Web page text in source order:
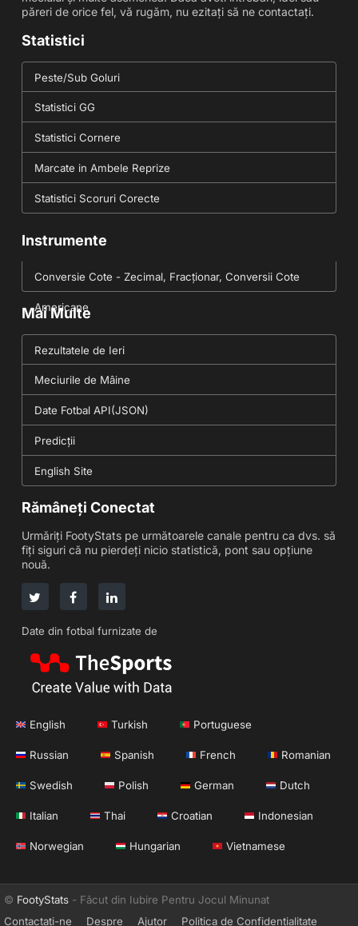
păreri de orice fel, vă rugăm, nu ezitați să ne contactați.
Statistici
Peste/Sub Goluri
Statistici GG
Statistici Cornere
Marcate in Ambele Reprize
Statistici Scoruri Corecte
Instrumente
Conversie Cote - Zecimal, Fracționar, Conversii Cote
Americane
Mai Multe
Rezultatele de Ieri
Meciurile de Mâine
Date Fotbal API(JSON)
Predicții
English Site
Rămâneți Conectat
Urmăriți FootyStats pe următoarele canale pentru ca dvs. să
fiți siguri că nu pierdeți nicio statistică, pont sau opțiune
nouă.
Date din fotbal furnizate de
English Turkish Portuguese
Russian Spanish French Romanian
Swedish Polish German Dutch
Italian Thai Croatian Indonesian
Norwegian Hungarian Vietnamese
© FootyStats - Făcut din Iubire Pentru Jocul Minunat
Contactați-ne
Despre Ajutor Politica de Confidențialitate